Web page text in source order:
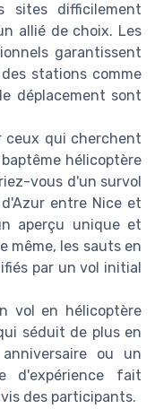
sites difficilement
allié de choix. Les
garantissent
stations comme
déplacement sont
ceux qui cherchent
hélicoptère
vous d'un survol
entre Nice et
aperçu unique et
même, les sauts en
par un vol initial
vol en hélicoptère
séduit de plus en
ou un
d'expérience fait
des participants.